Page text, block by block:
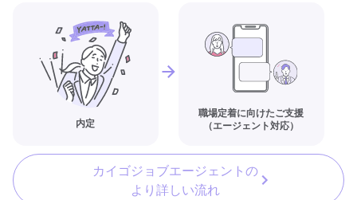
内定
職場定着に向けたご支援
（エージェント対応）
カイゴジョブエージェントの
より詳しい流れ